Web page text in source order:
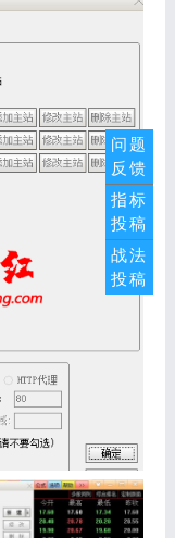
问题
反馈
指标
投稿
战法
投稿